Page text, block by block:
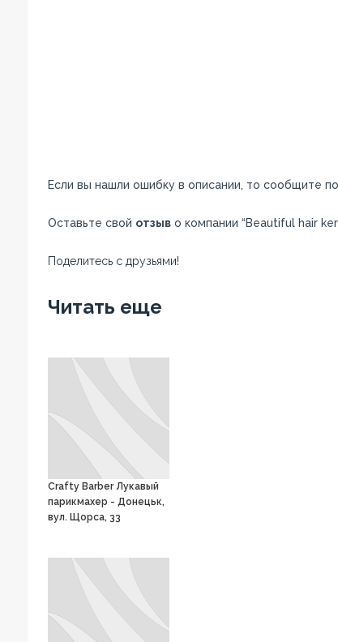
Если вы нашли ошибку в описании, то сообщите
Оставьте свой отзыво компании “Beautiful hair
Поделитесь с друзьями!
Читать еще
Crafty Barber Лукавый
парикмахер - Донецьк,
вул. Щорса, 33